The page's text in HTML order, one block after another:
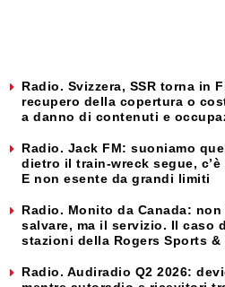
Radio. Svizzera, SSR torna in
recupero della copertura o
a danno di contenuti e
Radio. Jack FM: suoniamo
dietro il train-wreck segue,
E non esente da grandi limiti
Radio. Monito da Canada:
salvare, ma il servizio. Il caso
stazioni della Rogers Sports &
Radio. Audiradio Q2 2026: